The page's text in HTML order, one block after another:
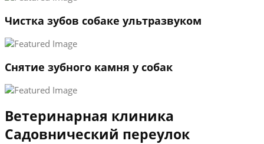
Чистка зубов собаке ультразвуком
Снятие зубного камня у собак
Ветеринарная клиника
Садовнический переулок